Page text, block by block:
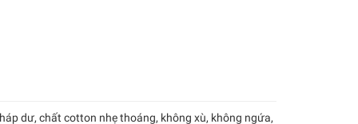
dư, chất cotton nhẹ thoáng, không xù, không ngứa,